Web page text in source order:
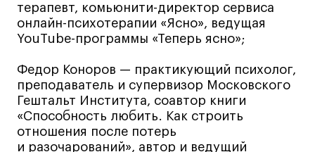
Дни открытых
дверей
Дни открытых
дверей
События
События
8 495 640 30 92
8 495 640 30 92
info@britishdesign.ru
info@britishdesign.ru
Адрес на карте
Адрес на карте
терапевт, комьюнити-директор сервиса
онлайн-психотерапии «Ясно», ведущая
YouTube-программы «Теперь ясно»;
Федор Коноров — практикующий психолог,
преподаватель и супервизор Московского
Гештальт Института, соавтор книги
«Способность любить. Как строить
отношения после потерь
и разочарований», автор и ведущий